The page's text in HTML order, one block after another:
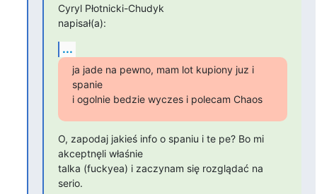
Cyryl Płotnicki-Chudyk
napisał(a):
...
ja jade na pewno, mam lot kupiony juz i
spanie
i ogolnie bedzie wyczes i polecam Chaos
O, zapodaj jakieś info o spaniu i te pe? Bo mi
akceptnęli właśnie
talka (fuckyea) i zaczynam się rozglądać na
serio.